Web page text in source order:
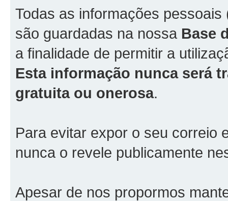
Todas as informações pessoais
são guardadas na nossa Base
a finalidade de permitir a
Esta informação nunca será
gratuita ou onerosa.
Para evitar expor o seu correio
nunca o revele publicamente
Apesar de nos propormos